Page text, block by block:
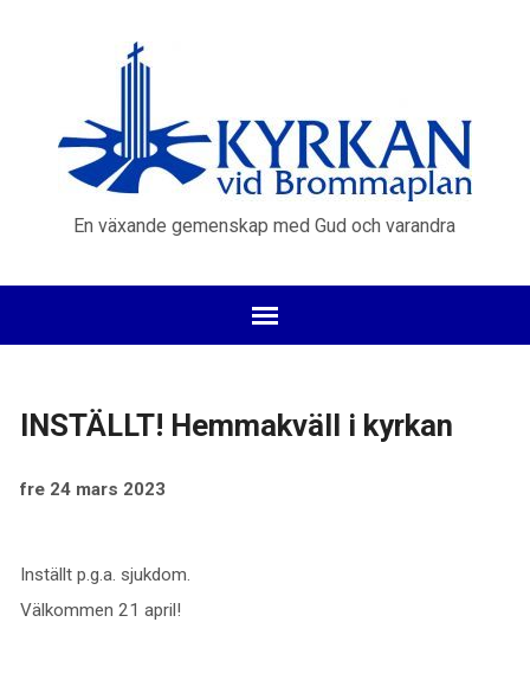
En växande gemenskap med Gud och varandra
INSTÄLLT! Hemmakväll i kyrkan
fre 24 mars 2023
Inställt p.g.a. sjukdom.
Välkommen 21 april!